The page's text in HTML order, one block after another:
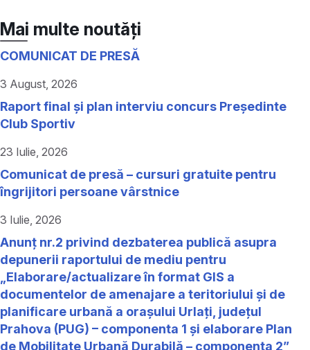
Mai multe noutăți
COMUNICAT DE PRESĂ
3 August, 2026
Raport final și plan interviu concurs Președinte
Club Sportiv
23 Iulie, 2026
Comunicat de presă – cursuri gratuite pentru
îngrijitori persoane vârstnice
3 Iulie, 2026
Anunț nr.2 privind dezbaterea publică asupra
depunerii raportului de mediu pentru
„Elaborare/actualizare în format GIS a
documentelor de amenajare a teritoriului și de
planificare urbană a orașului Urlați, județul
Prahova (PUG) – componenta 1 și elaborare Plan
de Mobilitate Urbană Durabilă – componenta 2”